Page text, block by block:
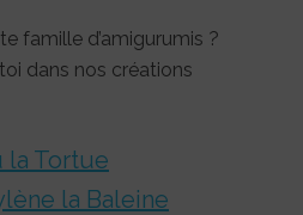
famille d’amigurumis ?
dans nos créations
la Tortue
la Baleine